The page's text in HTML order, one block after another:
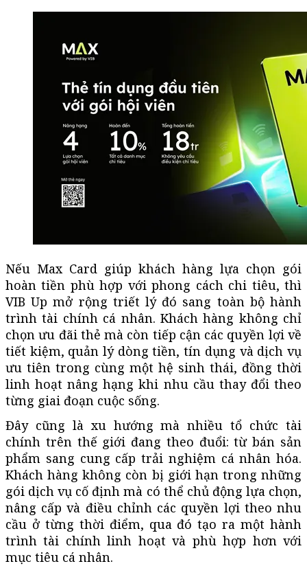
Nếu Max Card giúp khách hàng lựa chọn gói
hoàn tiền phù hợp với phong cách chi tiêu, thì
VIB Up mở rộng triết lý đó sang toàn bộ hành
trình tài chính cá nhân. Khách hàng không chỉ
chọn ưu đãi thẻ mà còn tiếp cận các quyền lợi về
tiết kiệm, quản lý dòng tiền, tín dụng và dịch vụ
ưu tiên trong cùng một hệ sinh thái, đồng thời
linh hoạt nâng hạng khi nhu cầu thay đổi theo
từng giai đoạn cuộc sống.
Đây cũng là xu hướng mà nhiều tổ chức tài
chính trên thế giới đang theo đuổi: từ bán sản
phẩm sang cung cấp trải nghiệm cá nhân hóa.
Khách hàng không còn bị giới hạn trong những
gói dịch vụ cố định mà có thể chủ động lựa chọn,
nâng cấp và điều chỉnh các quyền lợi theo nhu
cầu ở từng thời điểm, qua đó tạo ra một hành
trình tài chính linh hoạt và phù hợp hơn với
mục tiêu cá nhân.